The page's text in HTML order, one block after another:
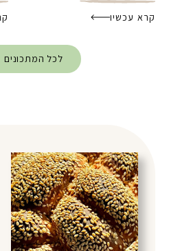
קרא עכשיו
לכל המתכונים